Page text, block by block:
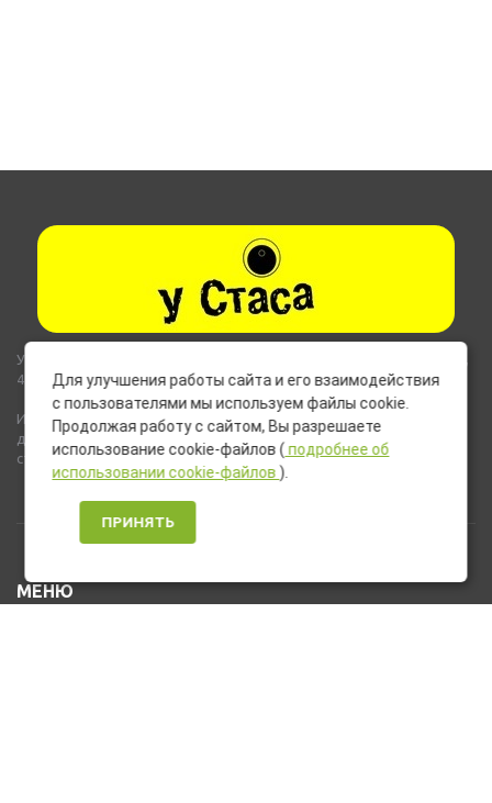
Указанные на сайте цены не являются публичной офертой (ст.435,
437 ГК РФ).
Используемые на сайте изображения товаров могут включать
дополнительное оборудование и компоненты, не входящие в
стандартную комплектацию товара.
МЕНЮ
Для улучшения работы сайта и его взаимодействия
с пользователями мы используем файлы cookie.
Продолжая работу с сайтом, Вы разрешаете
использование cookie-файлов ( подробнее об
использовании cookie-файлов ).
ПРИНЯТЬ